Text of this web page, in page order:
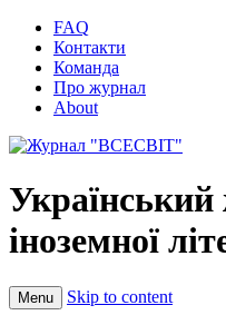
FAQ
Контакти
Команда
Про журнал
About
іноземної
Menu Skip to content